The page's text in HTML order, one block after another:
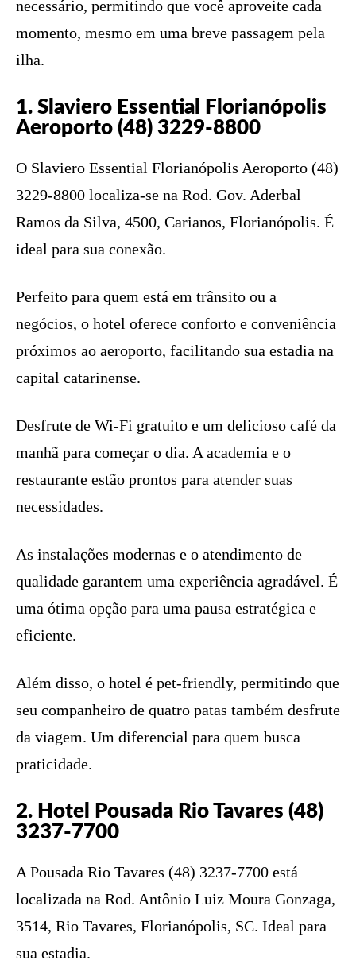
necessário, permitindo que você aproveite cada
momento, mesmo em uma breve passagem pela
ilha.
1. Slaviero Essential Florianópolis
Aeroporto (48) 3229-8800
O Slaviero Essential Florianópolis Aeroporto (48)
3229-8800 localiza-se na Rod. Gov. Aderbal
Ramos da Silva, 4500, Carianos, Florianópolis. É
ideal para sua conexão.
Perfeito para quem está em trânsito ou a
negócios, o hotel oferece conforto e conveniência
próximos ao aeroporto, facilitando sua estadia na
capital catarinense.
Desfrute de Wi-Fi gratuito e um delicioso café da
manhã para começar o dia. A academia e o
restaurante estão prontos para atender suas
necessidades.
As instalações modernas e o atendimento de
qualidade garantem uma experiência agradável. É
uma ótima opção para uma pausa estratégica e
eficiente.
Além disso, o hotel é pet-friendly, permitindo que
seu companheiro de quatro patas também desfrute
da viagem. Um diferencial para quem busca
praticidade.
2. Hotel Pousada Rio Tavares (48)
3237-7700
A Pousada Rio Tavares (48) 3237-7700 está
localizada na Rod. Antônio Luiz Moura Gonzaga,
3514, Rio Tavares, Florianópolis, SC. Ideal para
sua estadia.